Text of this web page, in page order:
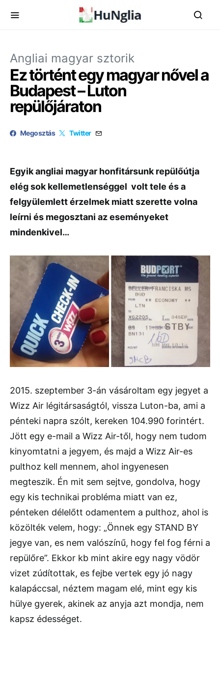
Angliai magyar sztorik
Ez történt egy magyar nővel a
Budapest – Luton
repülőjáraton
Megosztás Twitter
Egyik angliai magyar honfitársunk repülőútja
elég sok kellemetlenséggel volt tele és a
felgyülemlett érzelmek miatt szerette volna
leírni és megosztani az eseményeket
mindenkivel…
2015. szeptember 3-án vásároltam egy jegyet a
Wizz Air légitársaságtól, vissza Luton-ba, ami a
pénteki napra szólt, kereken 104.990 forintért.
Jött egy e-mail a Wizz Air-től, hogy nem tudom
kinyomtatni a jegyem, és majd a Wizz Air-es
pulthoz kell mennem, ahol ingyenesen
megteszik. Én mit sem sejtve, gondolva, hogy
egy kis technikai probléma miatt van ez,
pénteken délelőtt odamentem a pulthoz, ahol is
közölték velem, hogy: „Önnek egy STAND BY
jegye van, es nem valószínű, hogy fel fog férni a
repülőre”. Ekkor kb mint akire egy nagy vödör
vizet zúdítottak, es fejbe vertek egy jó nagy
kalapáccsal, néztem magam elé, mint egy kis
hülye gyerek, akinek az anyja azt mondja, nem
kapsz édességet.